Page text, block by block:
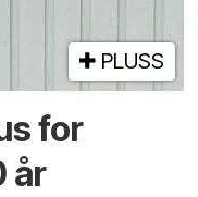
PLUSS
for
år